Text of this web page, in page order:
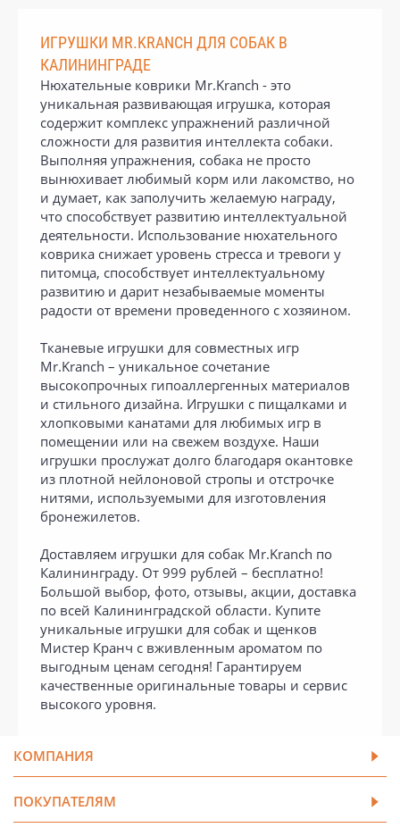
ИГРУШКИ MR.KRANCH ДЛЯ СОБАК В
КАЛИНИНГРАДЕ
Нюхательные коврики Mr.Kranch - это
уникальная развивающая игрушка, которая
содержит комплекс упражнений различной
сложности для развития интеллекта собаки.
Выполняя упражнения, собака не просто
вынюхивает любимый корм или лакомство, но
и думает, как заполучить желаемую награду,
что способствует развитию интеллектуальной
деятельности. Использование нюхательного
коврика снижает уровень стресса и тревоги у
питомца, способствует интеллектуальному
развитию и дарит незабываемые моменты
радости от времени проведенного с хозяином.
Тканевые игрушки для совместных игр
Mr.Kranch – уникальное сочетание
высокопрочных гипоаллергенных материалов
и стильного дизайна. Игрушки с пищалками и
хлопковыми канатами для любимых игр в
помещении или на свежем воздухе. Наши
игрушки прослужат долго благодаря окантовке
из плотной нейлоновой стропы и отстрочке
нитями, используемыми для изготовления
бронежилетов.
Доставляем игрушки для собак Mr.Kranch по
Калининграду. От 999 рублей – бесплатно!
Большой выбор, фото, отзывы, акции, доставка
по всей Калининградской области. Купите
уникальные игрушки для собак и щенков
Мистер Кранч с вживленным ароматом по
выгодным ценам сегодня! Гарантируем
качественные оригинальные товары и сервис
высокого уровня.
КОМПАНИЯ
ПОКУПАТЕЛЯМ